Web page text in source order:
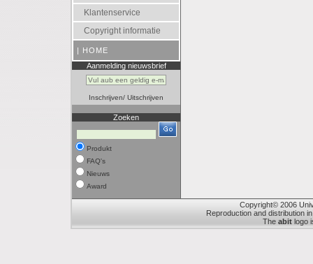
Klantenservice
Copyright informatie
| HOME
Aanmelding nieuwsbrief
Inschrijven/ Uitschrijven
Zoeken
Produkt
FAQ's
Nieuws
Award
Copyright© 2006
Reproduction and distribution
The abit logo